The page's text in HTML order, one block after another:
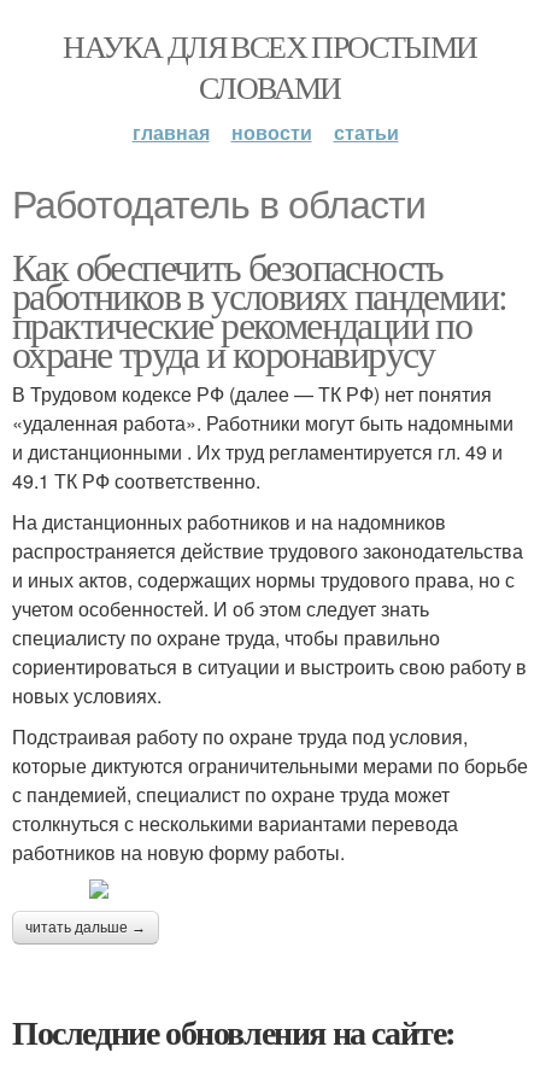
НАУКА ДЛЯ ВСЕХ ПРОСТЫМИ
СЛОВАМИ
главная новости статьи
Работодатель в области
Как обеспечить безопасность
работников в условиях пандемии:
практические рекомендации по
охране труда и коронавирусу
В Трудовом кодексе РФ (далее — ТК РФ) нет понятия
«удаленная работа». Работники могут быть надомными
и дистанционными . Их труд регламентируется гл. 49 и
49.1 ТК РФ соответственно.
На дистанционных работников и на надомников
распространяется действие трудового законодательства
и иных актов, содержащих нормы трудового права, но с
учетом особенностей. И об этом следует знать
специалисту по охране труда, чтобы правильно
сориентироваться в ситуации и выстроить свою работу в
новых условиях.
Подстраивая работу по охране труда под условия,
которые диктуются ограничительными мерами по борьбе
с пандемией, специалист по охране труда может
столкнуться с несколькими вариантами перевода
работников на новую форму работы.
читать дальше →
Последние обновления на сайте: